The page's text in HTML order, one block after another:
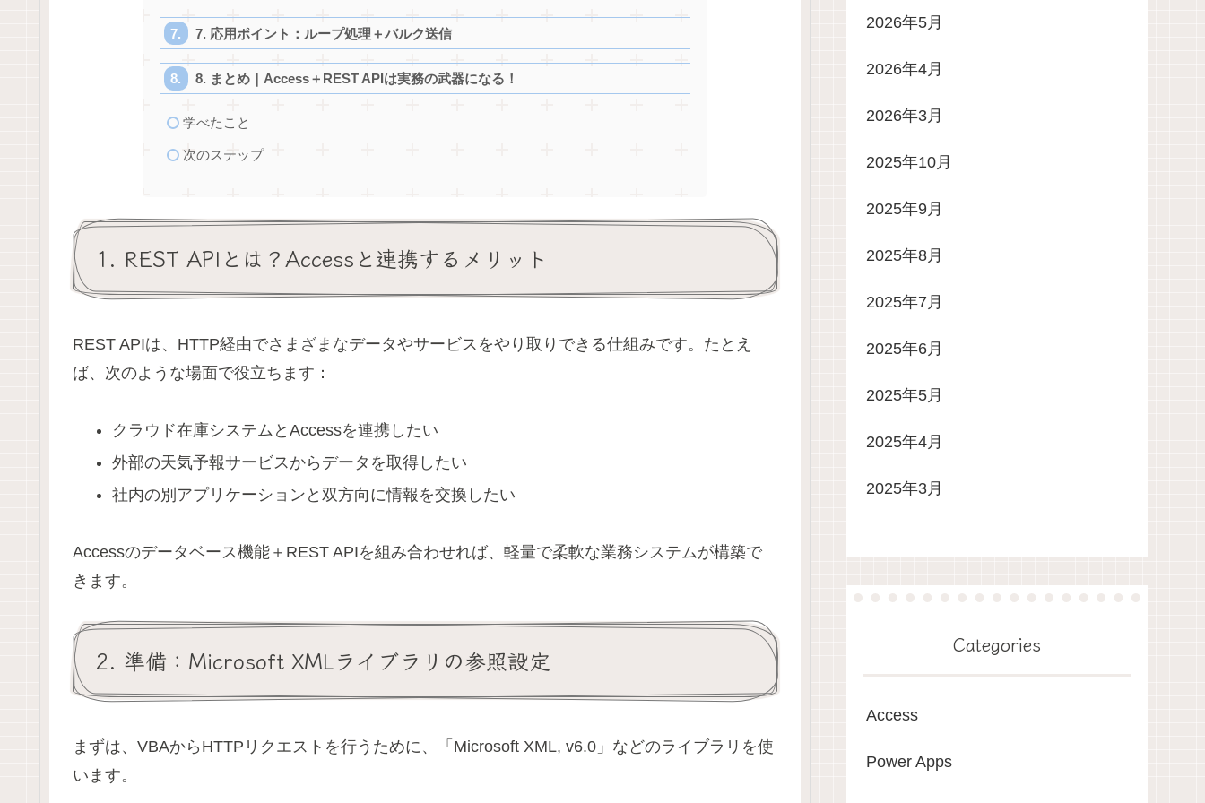
7. 応用ポイント：ループ処理＋バルク送信
8. まとめ｜Access＋REST APIは実務の武器になる！
学べたこと
次のステップ
1. REST APIとは？Accessと連携するメリット
REST APIは、HTTP経由でさまざまなデータやサービスをやり取りできる仕組みです。たとえ
ば、次のような場面で役立ちます：
クラウド在庫システムとAccessを連携したい
外部の天気予報サービスからデータを取得したい
社内の別アプリケーションと双方向に情報を交換したい
Accessのデータベース機能＋REST APIを組み合わせれば、軽量で柔軟な業務システムが構築で
きます。
2. 準備：Microsoft XMLライブラリの参照設定
まずは、VBAからHTTPリクエストを行うために、「Microsoft XML, v6.0」などのライブラリを使
います。
2026年5月
2026年4月
2026年3月
2025年10月
2025年9月
2025年8月
2025年7月
2025年6月
2025年5月
2025年4月
2025年3月
Categories
Access
Power Apps